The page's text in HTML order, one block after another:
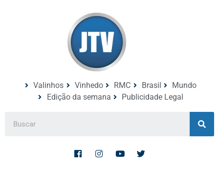
Valinhos Vinhedo RMC Brasil
Mundo
Edição da semana
Publicidade Legal